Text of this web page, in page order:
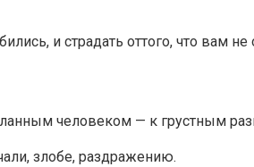
и страдать оттого, что вам
человеком — к грустным
злобе, раздражению.